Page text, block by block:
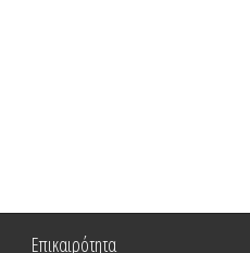
Επικαιρότητα